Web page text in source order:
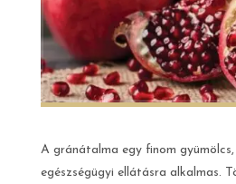
A gránátalma egy finom gyümölcs,
egészségügyi ellátásra alkalmas.